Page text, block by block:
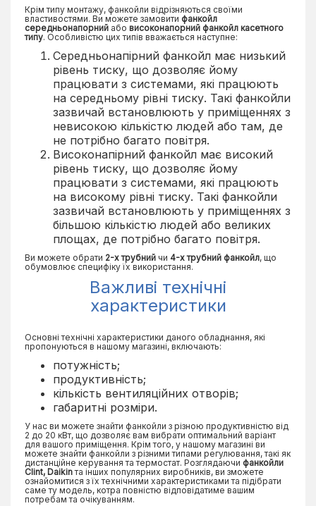
Крім типу монтажу, фанкойли відрізняються своїми
властивостями. Ви можете замовити фанкойл
середньонапорний або високонапорний фанкойл касетного
типу. Особливістю цих типів вважається наступне:
Середньонапірний фанкойл має низький
рівень тиску, що дозволяє йому
працювати з системами, які працюють
на середньому рівні тиску. Такі фанкойли
зазвичай встановлюють у приміщеннях з
невисокою кількістю людей або там, де
не потрібно багато повітря.
Високонапірний фанкойл має високий
рівень тиску, що дозволяє йому
працювати з системами, які працюють
на високому рівні тиску. Такі фанкойли
зазвичай встановлюють у приміщеннях з
більшою кількістю людей або великих
площах, де потрібно багато повітря.
Ви можете обрати 2-х трубний чи 4-х трубний фанкойл, що
обумовлює специфіку їх використання.
Важливі технічні
характеристики
Основні технічні характеристики даного обладнання, які
пропонуються в нашому магазині, включають:
потужність;
продуктивність;
кількість вентиляційних отворів;
габаритні розміри.
У нас ви можете знайти фанкойли з різною продуктивністю від
2 до 20 кВт, що дозволяє вам вибрати оптимальний варіант
для вашого приміщення. Крім того, у нашому магазині ви
можете знайти фанкойли з різними типами регулювання, такі як
дистанційне керування та термостат. Розглядаючи фанкойли
Clint, Daikinта інших популярних виробників, ви зможете
ознайомитися з їх технічними характеристиками та підібрати
саме ту модель, котра повністю відповідатиме вашим
потребам та очікуванням.